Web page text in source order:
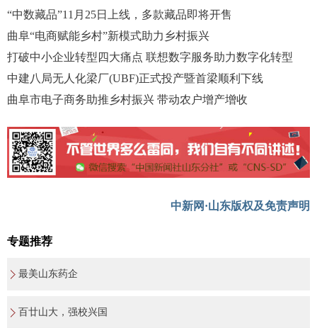
“中数藏品”11月25日上线，多款藏品即将开售
曲阜“电商赋能乡村”新模式助力乡村振兴
打破中小企业转型四大痛点 联想数字服务助力数字化转型
中建八局无人化梁厂(UBF)正式投产暨首梁顺利下线
曲阜市电子商务助推乡村振兴 带动农户增产增收
中新网·山东版权及免责声明
专题推荐
最美山东药企
百廿山大，强校兴国